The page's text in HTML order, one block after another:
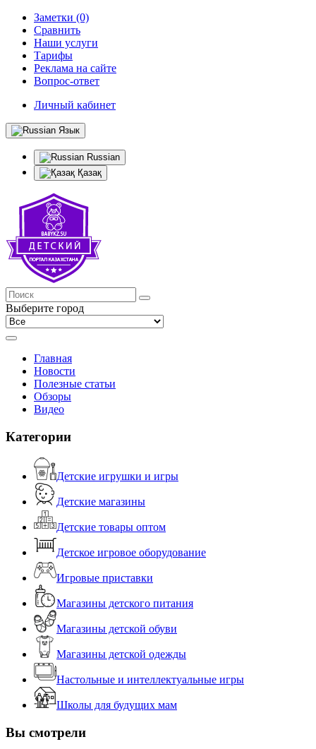
Заметки (0)
Сравнить
Наши услуги
Тарифы
Реклама на сайте
Вопрос-ответ
Личный кабинет
Язык
Russian
Қазақ
Выберите город
Главная
Новости
Полезные статьи
Обзоры
Видео
Категории
Детские игрушки и игры
Детские магазины
Детские товары оптом
Детское игровое оборудование
Игровые приставки
Магазины детского питания
Магазины детской обуви
Магазины детской одежды
Настольные и интеллектуальные игры
Школы для будущих мам
Вы смотрели